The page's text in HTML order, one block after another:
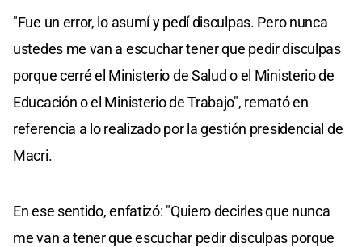
"Fue un error, lo asumí y pedí disculpas. Pero nunca
ustedes me van a escuchar tener que pedir disculpas
porque cerré el Ministerio de Salud o el Ministerio de
Educación o el Ministerio de Trabajo", remató en
referencia a lo realizado por la gestión presidencial de
Macri.
En ese sentido, enfatizó: "Quiero decirles que nunca
me van a tener que escuchar pedir disculpas porque